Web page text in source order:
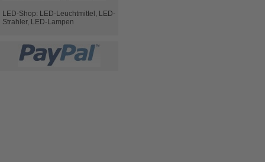
LED-Shop: LED-Leuchtmittel, LED-
Strahler, LED-Lampen